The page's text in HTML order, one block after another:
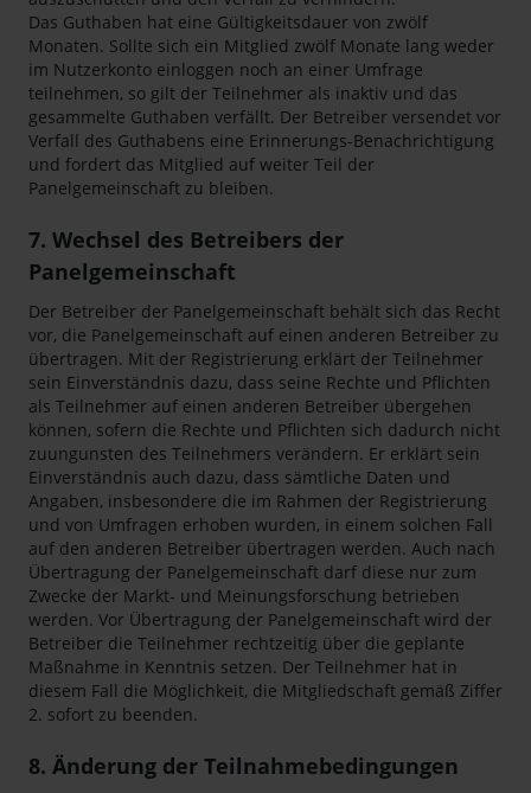
Das Guthaben hat eine Gültigkeitsdauer von zwölf
Monaten. Sollte sich ein Mitglied zwölf Monate lang weder
im Nutzerkonto einloggen noch an einer Umfrage
teilnehmen, so gilt der Teilnehmer als inaktiv und das
gesammelte Guthaben verfällt. Der Betreiber versendet vor
Verfall des Guthabens eine Erinnerungs-Benachrichtigung
und fordert das Mitglied auf weiter Teil der
Panelgemeinschaft zu bleiben.
7. Wechsel des Betreibers der
Panelgemeinschaft
Der Betreiber der Panelgemeinschaft behält sich das Recht
vor, die Panelgemeinschaft auf einen anderen Betreiber zu
übertragen. Mit der Registrierung erklärt der Teilnehmer
sein Einverständnis dazu, dass seine Rechte und Pflichten
als Teilnehmer auf einen anderen Betreiber übergehen
können, sofern die Rechte und Pflichten sich dadurch nicht
zuungunsten des Teilnehmers verändern. Er erklärt sein
Einverständnis auch dazu, dass sämtliche Daten und
Angaben, insbesondere die im Rahmen der Registrierung
und von Umfragen erhoben wurden, in einem solchen Fall
auf den anderen Betreiber übertragen werden. Auch nach
Übertragung der Panelgemeinschaft darf diese nur zum
Zwecke der Markt- und Meinungsforschung betrieben
werden. Vor Übertragung der Panelgemeinschaft wird der
Betreiber die Teilnehmer rechtzeitig über die geplante
Maßnahme in Kenntnis setzen. Der Teilnehmer hat in
diesem Fall die Möglichkeit, die Mitgliedschaft gemäß Ziffer
2. sofort zu beenden.
8. Änderung der Teilnahmebedingungen